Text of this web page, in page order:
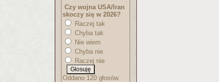
Czy wojna USA/Iran
skoczy się w 2026?
Raczej tak
Chyba tak
Nie wiem
Chyba nie
Raczej nie
Oddano 120 głosów.